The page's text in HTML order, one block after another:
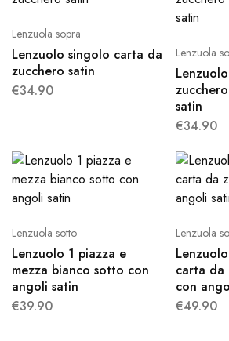
Lenzuola sopra
Lenzuolo singolo carta da
zucchero satin
€34.90
Lenzuola
satin
€34.90
Lenzuola sotto
Lenzuolo 1 piazza e
mezza bianco sotto con
angoli satin
€39.90
Lenzuola
carta da
con
€49.90